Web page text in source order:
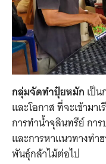
กลุ่มจัดทำปุ๋ยหมัก เป็
และโอกาส ที่จะเข้ามา
การทำน้ำจุลินทรีย์ การ
และการหาแนวทางทำ
พันธุ์กล้าไม้ต่อไป